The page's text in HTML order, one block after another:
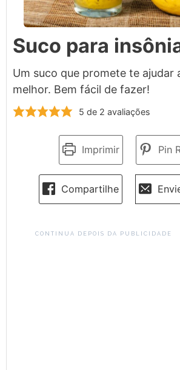
Suco para
Um suco que promete te ajudar
melhor. Bem fácil de fazer!
5 de 2 avaliações
Imprimir Pin
Compartilhe
CONTINUA DEPOIS DA PUBLICIDADE